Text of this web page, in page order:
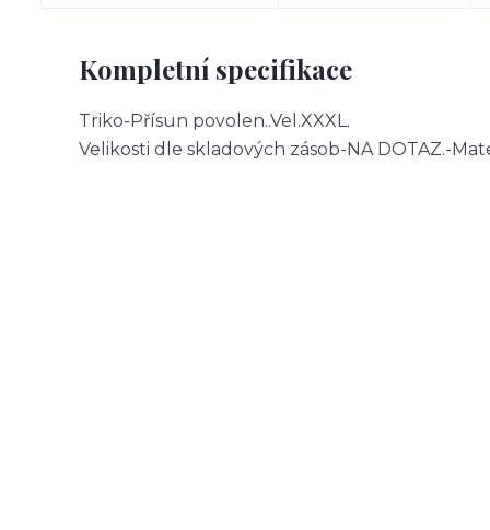
Kompletní specifikace
Triko-Přísun povolen..Vel.XXXL.
Velikosti dle skladových zásob-NA DOTAZ.-